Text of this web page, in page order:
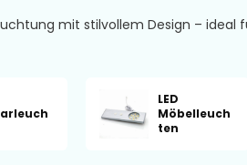
mit stilvollem Design –
LED
Möbelleuch
ten